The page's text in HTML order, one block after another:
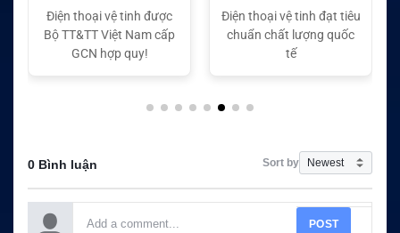
Điện thoại vệ tinh đạt tiêu
chuẩn chất lượng quốc
tế
Điện thoại vệ tinh đạt tiêu
chuẩn chất lượng quốc
tế
0 Bình luận Sort by
POST